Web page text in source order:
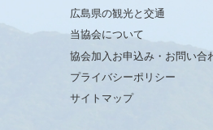
広島県の観光と交通
当協会について
協会加入お申込み・お問い合
プライバシーポリシー
サイトマップ